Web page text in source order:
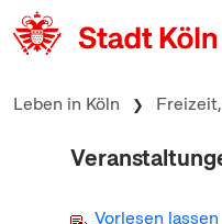
zum Inhalt springen
Leben in Köln
Vorlesen lassen